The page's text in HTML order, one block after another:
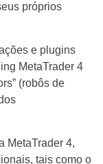
próprios
e plugins
MetaTrader 4
(robôs de
MetaTrader 4,
tais como o